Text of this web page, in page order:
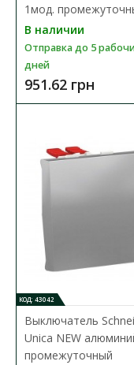
1мод.
В наличии
Отправка до 5
дней
951.62 грн
КОД: 43042
Выключатель
Unica NEW
промежуточный